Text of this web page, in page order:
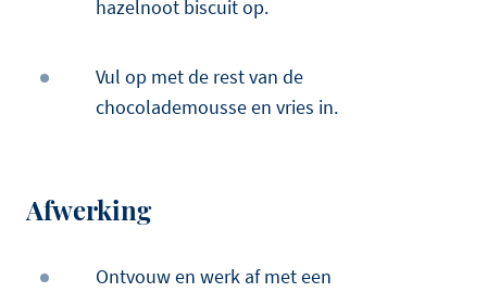
hazelnoot biscuit op.
Vul op met de rest van de
chocolademousse en vries in.
Afwerking
Ontvouw en werk af met een